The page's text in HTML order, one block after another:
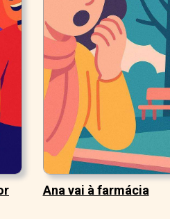
Ana vai à farmácia